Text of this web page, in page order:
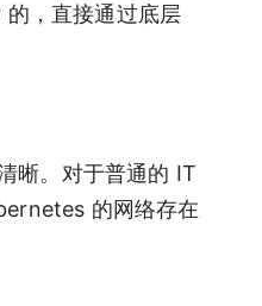
，直接通过底层
晰。对于普通的 IT
的网络存在